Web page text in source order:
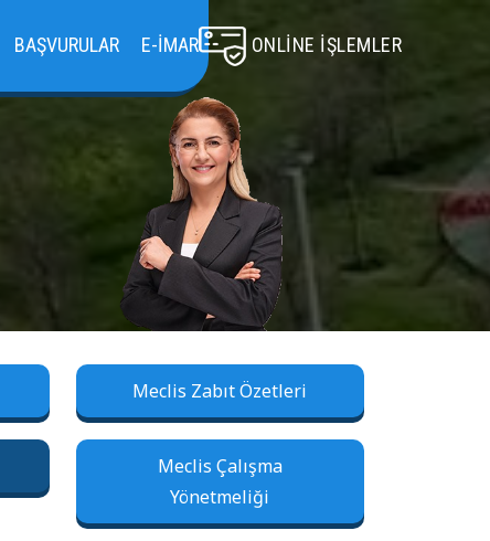
BAŞVURULAR E-İMAR ONLINE İŞLEMLER
Meclis Zabıt Özetleri
Meclis Çalışma
Yönetmeliği